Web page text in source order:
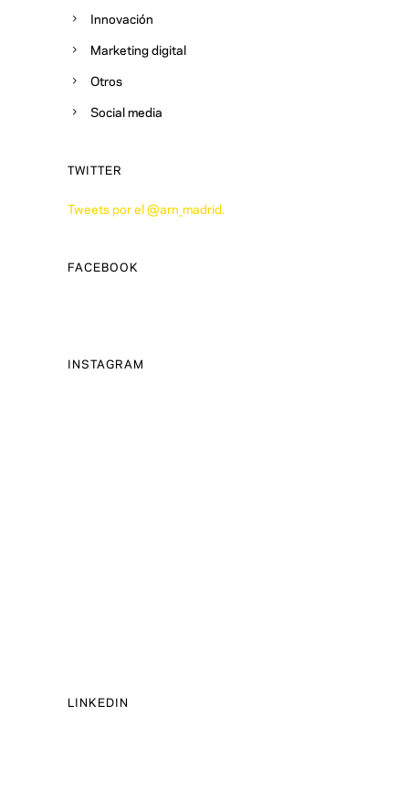
Innovación
Marketing digital
Otros
Social media
TWITTER
Tweets por el @arn_madrid.
FACEBOOK
INSTAGRAM
LINKEDIN